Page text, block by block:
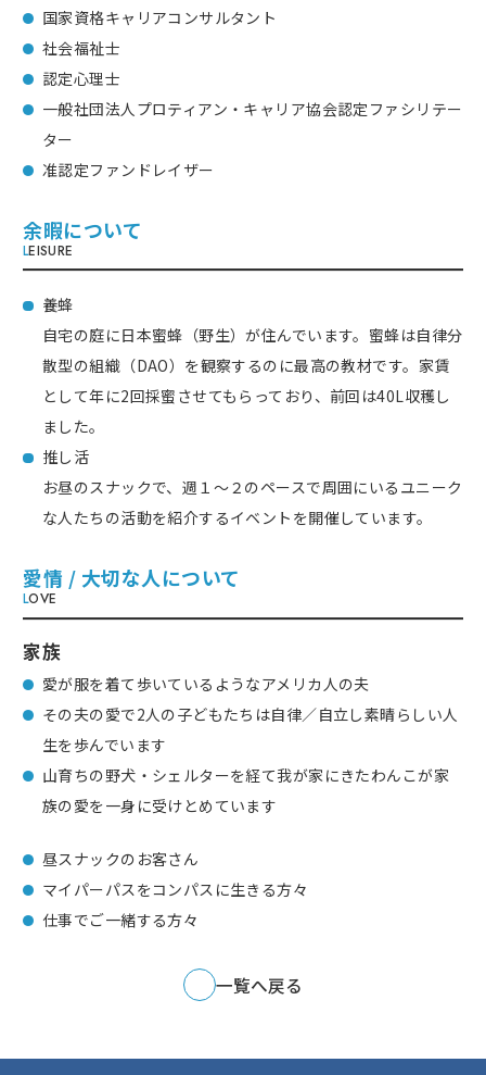
国家資格キャリアコンサルタント
社会福祉士
認定心理士
一般社団法人プロティアン・キャリア協会認定ファシリテー
ター
准認定ファンドレイザー
余暇について
LEISURE
養蜂
自宅の庭に日本蜜蜂（野生）が住んでいます。蜜蜂は自律分
散型の組織（DAO）を観察するのに最高の教材です。家賃
として年に2回採蜜させてもらっており、前回は40L収穫し
ました。
推し活
お昼のスナックで、週１～２のペースで周囲にいるユニーク
な人たちの活動を紹介するイベントを開催しています。
愛情 / 大切な人について
LOVE
家族
愛が服を着て歩いているようなアメリカ人の夫
その夫の愛で2人の子どもたちは自律／自立し素晴らしい人
生を歩んでいます
山育ちの野犬・シェルターを経て我が家にきたわんこが家
族の愛を一身に受けとめています
昼スナックのお客さん
マイパーパスをコンパスに生きる方々
仕事でご一緒する方々
一覧へ戻る